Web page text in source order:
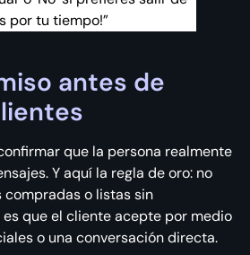
por tu tiempo!”
antes de
que la persona realmente
Y aquí la regla de oro: no
compradas o listas sin
que el cliente acepte por medio
o una conversación directa.